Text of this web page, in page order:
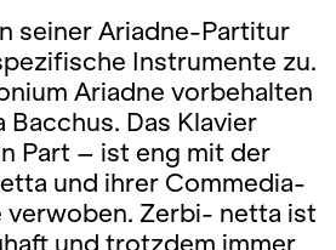
seiner Ariadne-Partitur
Instrumente zu.
Ariadne vorbehalten
Das Klavier
Part – ist eng mit der
und ihrer Commedia-
verwoben. Zerbi- netta ist
und trotzdem immer